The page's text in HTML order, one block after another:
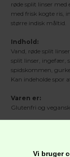
Vi bruger
røde split linser med
med frisk kogte ris,
større indisk måltid.
Indhold:
Vand, røde split
split linser, ingefær,
spidskommen,
Kan indeholde spor
Varen er:
Glutenfri og